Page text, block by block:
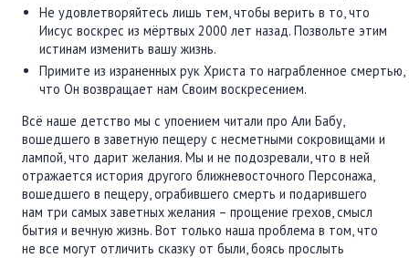
Не удовлетворяйтесь лишь тем, чтобы верить в то, что
Иисус воскрес из мёртвых 2000 лет назад. Позвольте этим
истинам изменить вашу жизнь.
Примите из израненных рук Христа то награбленное смертью,
что Он возвращает нам Своим воскресением.
Всё наше детство мы с упоением читали про Али Бабу,
вошедшего в заветную пещеру с несметными сокровищами и
лампой, что дарит желания. Мы и не подозревали, что в ней
отражается история другого ближневосточного Персонажа,
вошедшего в пещеру, ограбившего смерть и подарившего
нам три самых заветных желания – прощение грехов, смысл
бытия и вечную жизнь. Вот только наша проблема в том, что
не все могут отличить сказку от были, боясь прослыть